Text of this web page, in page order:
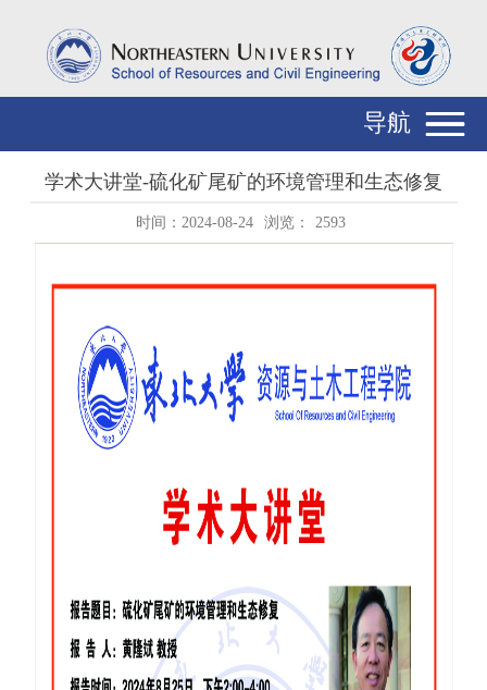
导航
学术大讲堂-硫化矿尾矿的环境管理和生态修复
时间：2024-08-24 浏览： 2593